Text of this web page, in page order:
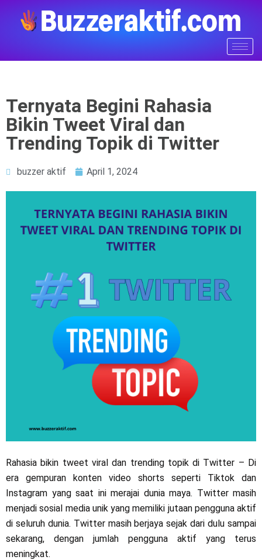
Ternyata Begini Rahasia
Bikin Tweet Viral dan
Trending Topik di Twitter
buzzer aktif April 1, 2024
Rahasia bikin tweet viral dan trending topik di Twitter – Di
era gempuran konten video shorts seperti Tiktok dan
Instagram yang saat ini merajai dunia maya. Twitter masih
menjadi sosial media unik yang memiliki jutaan pengguna aktif
di seluruh dunia. Twitter masih berjaya sejak dari dulu sampai
sekarang, dengan jumlah pengguna aktif yang terus
meningkat.